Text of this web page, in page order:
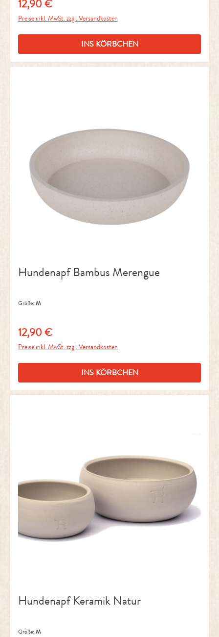
Regulärer Preis:
12,90 €
Preise inkl. MwSt. zzgl. Versandkosten
INS KÖRBCHEN
Hundenapf Bambus Merengue
Größe: M
Regulärer Preis:
12,90 €
Preise inkl. MwSt. zzgl. Versandkosten
INS KÖRBCHEN
Hundenapf Keramik Natur
Größe: M